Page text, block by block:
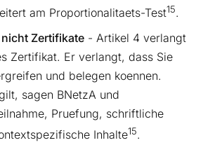
am Proportionalitaets-Test15.
Zertifikate - Artikel 4 verlangt
Zertifikat. Er verlangt, dass Sie
und belegen koennen.
sagen BNetzA und
Pruefung, schriftliche
Inhalte15.